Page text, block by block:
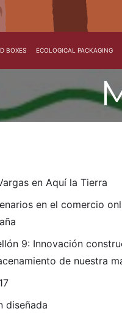
BOXES ECOLOGICAL PACKAGING
en Aquí la Tierra
en el comercio
9: Innovación
de nuestra
diseñada